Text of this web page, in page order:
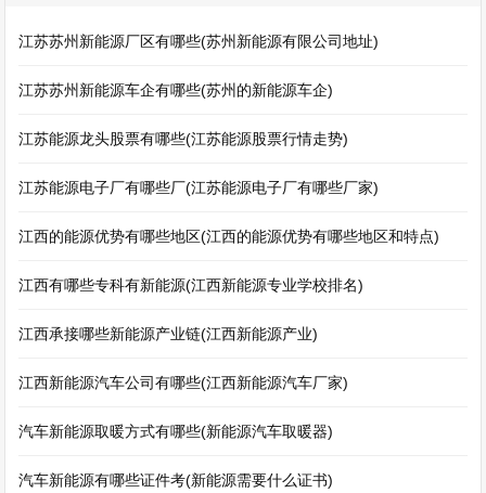
江苏苏州新能源厂区有哪些(苏州新能源有限公司地址)
江苏苏州新能源车企有哪些(苏州的新能源车企)
江苏能源龙头股票有哪些(江苏能源股票行情走势)
江苏能源电子厂有哪些厂(江苏能源电子厂有哪些厂家)
江西的能源优势有哪些地区(江西的能源优势有哪些地区和特点)
江西有哪些专科有新能源(江西新能源专业学校排名)
江西承接哪些新能源产业链(江西新能源产业)
江西新能源汽车公司有哪些(江西新能源汽车厂家)
汽车新能源取暖方式有哪些(新能源汽车取暖器)
汽车新能源有哪些证件考(新能源需要什么证书)